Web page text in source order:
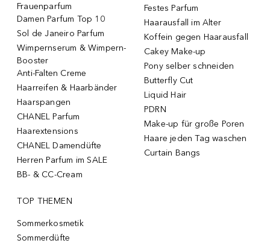
Frauenparfum
Damen Parfum Top 10
Sol de Janeiro Parfum
Wimpernserum & Wimpern-
Booster
Anti-Falten Creme
Haarreifen & Haarbänder
Haarspangen
CHANEL Parfum
Haarextensions
CHANEL Damendüfte
Herren Parfum im SALE
BB- & CC-Cream
Festes Parfum
Haarausfall im Alter
Koffein gegen Haarausfall
Cakey Make-up
Pony selber schneiden
Butterfly Cut
Liquid Hair
PDRN
Make-up für große Poren
Haare jeden Tag waschen
Curtain Bangs
TOP THEMEN
Sommerkosmetik
Sommerdüfte